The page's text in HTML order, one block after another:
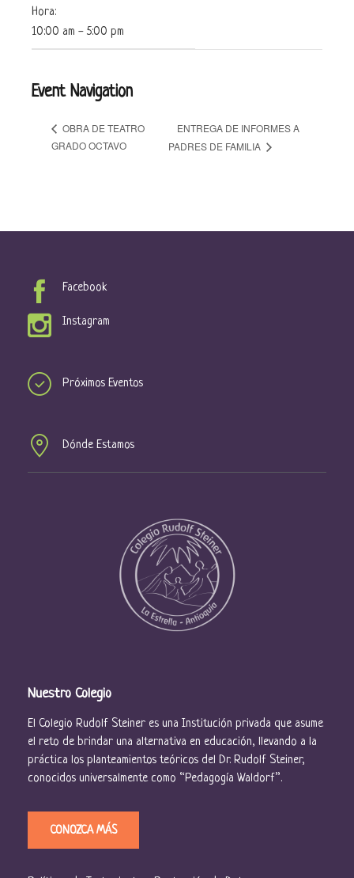
Hora:
10:00 am - 5:00 pm
Event Navigation
OBRA DE TEATRO
GRADO OCTAVO
ENTREGA DE INFORMES A
PADRES DE FAMILIA
Facebook
Instagram
Próximos Eventos
Dónde Estamos
Nuestro Colegio
El Colegio Rudolf Steiner es una Institución privada que asume
el reto de brindar una alternativa en educación, llevando a la
práctica los planteamientos teóricos del Dr. Rudolf Steiner,
conocidos universalmente como “Pedagogía Waldorf”.
CONOZCA MÁS